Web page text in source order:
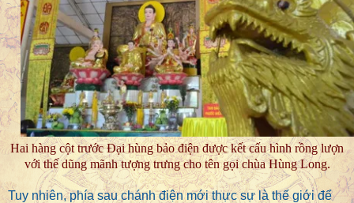
Hai hàng cột trước Đại hùng bảo điện được kết cấu hình rồng lượn
với thế dũng mãnh tượng trưng cho tên gọi chùa Hùng Long.
Tuy nhiên, phía sau chánh điện mới thực sự là thế giới để